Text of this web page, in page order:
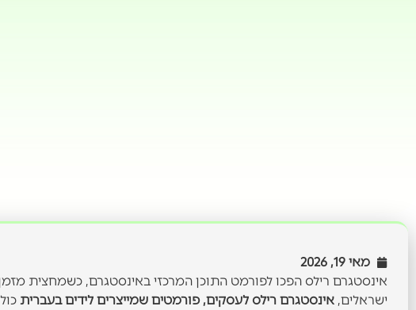
מאי 19, 2026
אינסטגרם רילס הפכו לפורמט התוכן המרכזי באינסטגרם, כשמחצית
ישראלים,אינסטגרם רילס לעסקים, פורמטים שמייצרים לידים בעברית